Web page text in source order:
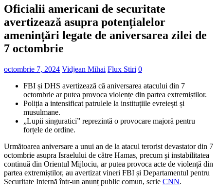
Oficialii americani de securitate
avertizează asupra potențialelor
amenințări legate de aniversarea zilei de
7 octombrie
octombrie 7, 2024 Vidjean Mihai Flux Stiri 0
FBI și DHS avertizează că aniversarea atacului din 7
octombrie ar putea provoca violențe din partea extremiștilor.
Poliția a intensificat patrulele la instituțiile evreiești și
musulmane.
„Lupii singuratici” reprezintă o provocare majoră pentru
forțele de ordine.
Următoarea aniversare a unui an de la atacul terorist devastator din 7
octombrie asupra Israelului de către Hamas, precum și instabilitatea
continuă din Orientul Mijlociu, ar putea provoca acte de violență din
partea extremiștilor, au avertizat vineri FBI și Departamentul pentru
Securitate Internă într-un anunț public comun, scrie CNN.